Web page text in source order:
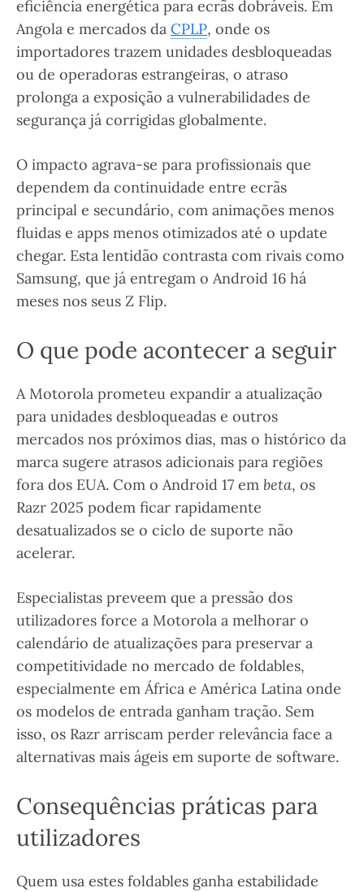
eficiência energética para ecrãs dobráveis. Em
Angola e mercados da CPLP, onde os
importadores trazem unidades desbloqueadas
ou de operadoras estrangeiras, o atraso
prolonga a exposição a vulnerabilidades de
segurança já corrigidas globalmente.
O impacto agrava-se para profissionais que
dependem da continuidade entre ecrãs
principal e secundário, com animações menos
fluidas e apps menos otimizados até o update
chegar. Esta lentidão contrasta com rivais como
Samsung, que já entregam o Android 16 há
meses nos seus Z Flip.
O que pode acontecer a seguir
A Motorola prometeu expandir a atualização
para unidades desbloqueadas e outros
mercados nos próximos dias, mas o histórico da
marca sugere atrasos adicionais para regiões
fora dos EUA. Com o Android 17 em beta, os
Razr 2025 podem ficar rapidamente
desatualizados se o ciclo de suporte não
acelerar.
Especialistas preveem que a pressão dos
utilizadores force a Motorola a melhorar o
calendário de atualizações para preservar a
competitividade no mercado de foldables,
especialmente em África e América Latina onde
os modelos de entrada ganham tração. Sem
isso, os Razr arriscam perder relevância face a
alternativas mais ágeis em suporte de software.
Consequências práticas para
utilizadores
Quem usa estes foldables ganha estabilidade